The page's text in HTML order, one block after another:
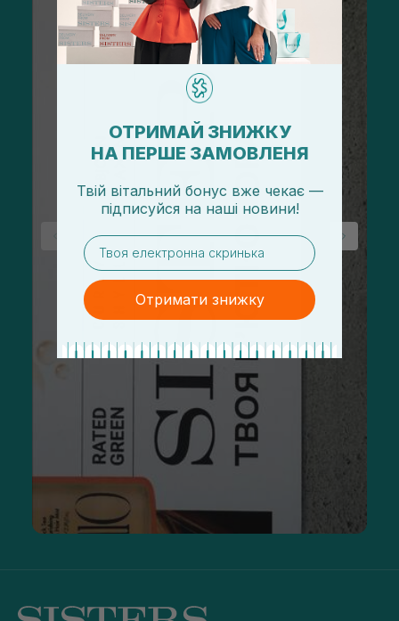
ОТРИМАЙ ЗНИЖКУ
НА ПЕРШЕ ЗАМОВЛЕНЯ
Твій вітальний бонус вже чекає —
підписуйся на наші новини!
email
Отримати знижку